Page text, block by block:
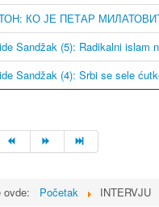
КО ЈЕ ПЕТАР
Sandžak (5): Radikalni islam
Sandžak (4): Srbi se sele
ovde: Početak INTERVJU